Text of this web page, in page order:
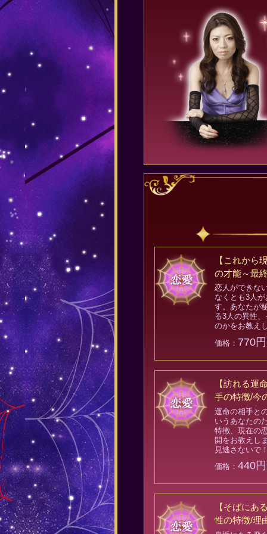
【これから
の才能～最
恋人ができな
なくとも3人
す。あなたが
る3人の異性
のかをお教え
価格： 770円
【訪れる運
手の特徴/今
運命の相手と
いうあなたの
特徴、現在の
開をお教えし
見逃さないで
価格：440円
【そばにあ
性の特徴/理